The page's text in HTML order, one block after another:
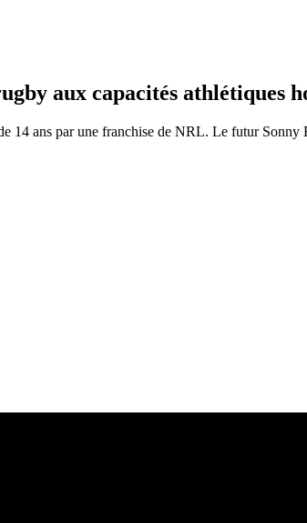
aux capacités athlétiques
14 ans par une franchise de NRL. Le futur